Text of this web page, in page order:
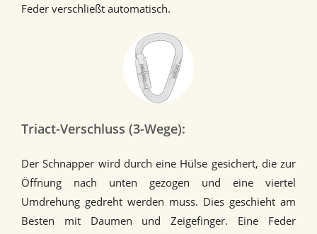
Feder verschließt automatisch.
Triact-Verschluss (3-Wege):
Der Schnapper wird durch eine Hülse gesichert, die zur
Öffnung nach unten gezogen und eine viertel
Umdrehung gedreht werden muss. Dies geschieht am
Besten mit Daumen und Zeigefinger. Eine Feder